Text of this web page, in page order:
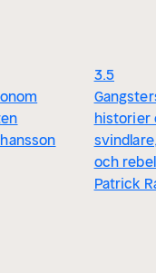
3.5
historier
och
Patrick